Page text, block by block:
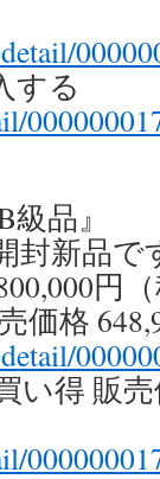
する
品』
封新品で
円
格
得 販売